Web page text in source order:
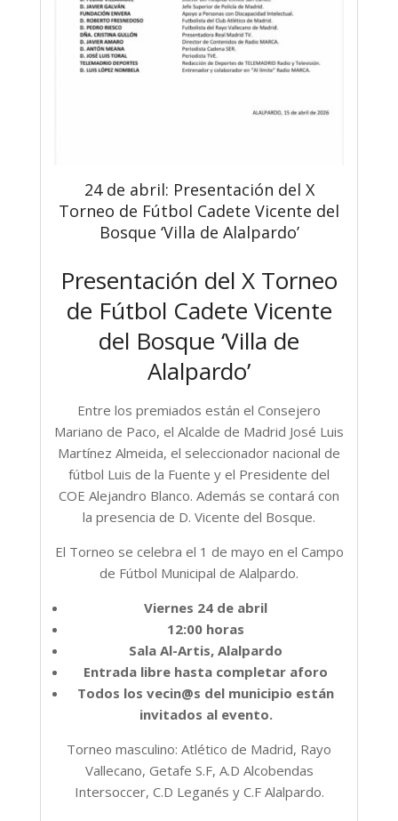
24 de abril: Presentación del X
Torneo de Fútbol Cadete Vicente del
Bosque ‘Villa de Alalpardo’
Presentación del X Torneo
de Fútbol Cadete Vicente
del Bosque ‘Villa de
Alalpardo’
Entre los premiados están el Consejero
Mariano de Paco, el Alcalde de Madrid José Luis
Martínez Almeida, el seleccionador nacional de
fútbol Luis de la Fuente y el Presidente del
COE Alejandro Blanco. Además se contará con
la presencia de D. Vicente del Bosque.
El Torneo se celebra el 1 de mayo en el Campo
de Fútbol Municipal de Alalpardo.
Viernes 24 de abril
12:00 horas
Sala Al-Artis, Alalpardo
Entrada libre hasta completar aforo
Todos los vecin@s del municipio están
invitados al evento.
Torneo masculino: Atlético de Madrid, Rayo
Vallecano, Getafe S.F, A.D Alcobendas
Intersoccer, C.D Leganés y C.F Alalpardo.